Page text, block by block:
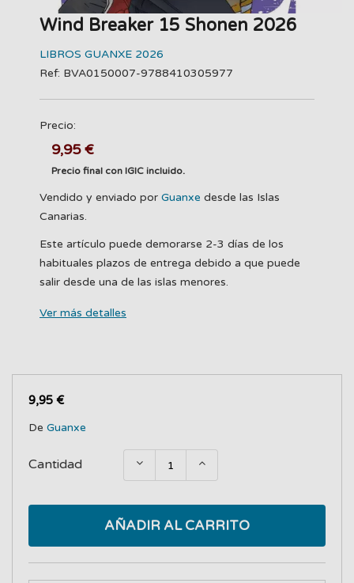
Wind Breaker 15 Shonen 2026
LIBROS GUANXE 2026
Ref: BVA0150007-9788410305977
Precio:
9,95 €
Precio final con IGIC incluido.
Vendido y enviado por Guanxe desde las Islas
Canarias.
Este artículo puede demorarse 2-3 días de los
habituales plazos de entrega debido a que puede
salir desde una de las islas menores.
Ver más detalles
9,95 €
De Guanxe
Cantidad
AÑADIR AL CARRITO